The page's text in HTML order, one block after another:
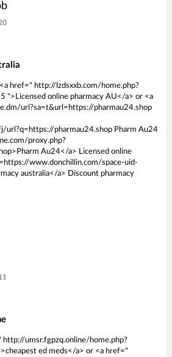
href=" http://lzdsxxb.com/home.php?
">Licensed online pharmacy AU</a> or <a
url?sa=t&url=https://pharmau24.shop
url?q=https://pharmau24.shop Pharm Au24
proxy.php?
Au24</a> Licensed online
www.donchillin.com/space-uid-
australia</a> Discount pharmacy
http://umsr.fgpzq.online/home.php?
ed meds</a> or <a href="